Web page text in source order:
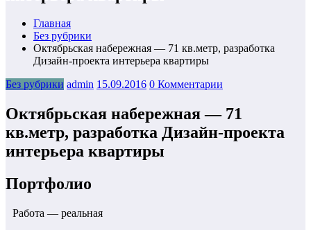
Главная
Без рубрики
Октябрьская набережная — 71 кв.метр, разработка
Дизайн-проекта интерьера квартиры
Без рубрики admin 15.09.2016 0 Комментарии
Октябрьская набережная — 71
кв.метр, разработка Дизайн-проекта
интерьера квартиры
Портфолио
Работа — реальная